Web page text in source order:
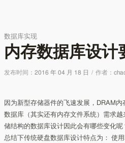
数据库实现
内存数据库设计
发布时间：2016 年 04 月 18 日 / 作者：
因为新型存储器件的飞速发展，DRAM
数据库（其实还有内存文件系统）需求
储结构的数据库设计因此会有哪些变化
总结下传统硬盘数据库设计特点为： 使